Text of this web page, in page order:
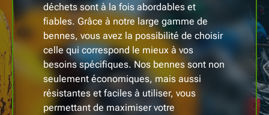
déchets sont à la fois abordables et
fiables. Grâce à notre large gamme de
bennes, vous avez la possibilité de choisir
celle qui correspond le mieux à vos
besoins spécifiques. Nos bennes sont non
seulement économiques, mais aussi
résistantes et faciles à utiliser, vous
permettant de maximiser votre